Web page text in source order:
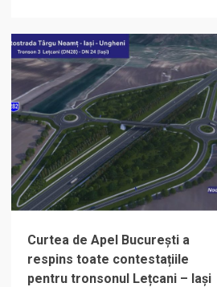
Curtea de Apel București a
respins toate contestațiile
pentru tronsonul Lețcani – Iași